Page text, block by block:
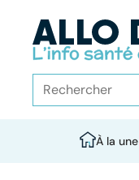
À la une